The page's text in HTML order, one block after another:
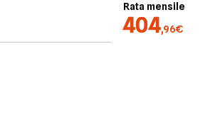
Rata mensile
404,96€